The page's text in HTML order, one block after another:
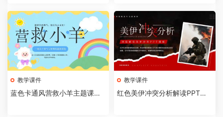
教学课件
蓝色卡通风营救小羊主题课件P
教学课件
红色美伊冲突分析解读PPT模